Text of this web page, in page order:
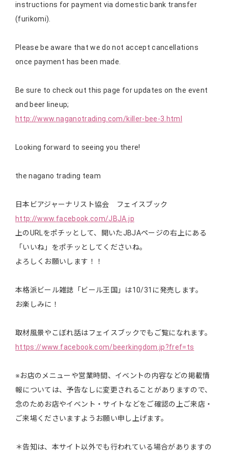
instructions for payment via domestic bank transfer
(furikomi).
Please be aware that we do not accept cancellations
once payment has been made.
Be sure to check out this page for updates on the event
and beer lineup;
http://www.naganotrading.com/killer-bee-3.html
Looking forward to seeing you there!
the nagano trading team
日本ビアジャーナリスト協会 フェイスブック
http://www.facebook.com/JBJA.jp
上のURLをポチッとして、開いたJBJAページの右上にある
「いいね」をポチッとしてくださいね。
よろしくお願いします！！
本格派ビール雑誌「ビール王国」は10/31に発売します。
お楽しみに！
取材風景やこぼれ話はフェイスブックでもご覧になれます。
https://www.facebook.com/beerkingdom.jp?fref=ts
※お店のメニューや営業時間、イベントの内容などの掲載情
報については、予告なしに変更されることがありますので、
念のためお店やイベント・サイトなどをご確認の上ご来店・
ご来場くださいますようお願い申し上げます。
＊告知は、本サイト以外でも行われている場合がありますの